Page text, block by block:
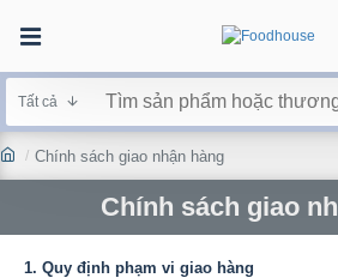
Tất cả
Chính sách giao nhận hàng
Chính sách giao
1. Quy định phạm vi giao hàng